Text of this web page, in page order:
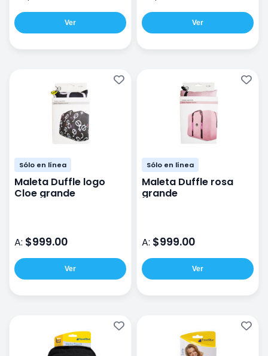
Ver Ver
Sólo en línea
Maleta Duffle logo
Cloe grande
A: $999.00
Ver
Sólo en línea
Maleta Duffle rosa
grande
A: $999.00
Ver